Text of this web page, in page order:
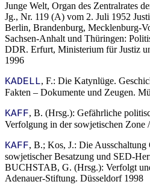
Junge Welt, Organ des Zentralrates
Jg., Nr. 119 (A) vom 2. Juli 1952
Berlin, Brandenburg, Mecklenburg-
Sachsen-Anhalt und Thüringen:
DDR. Erfurt, Ministerium für Justiz
1996
KADELL, F.: Die Katynlüge.
Fakten – Dokumente und Zeugen.
KAFF, B. (Hrsg.): Gefährliche
Verfolgung in der sowjetischen
KAFF, B.; Kos, J.: Die
sowjetischer Besatzung und SED-
BUCHSTAB, G. (Hrsg.): Verfolgt
Adenauer-Stiftung. Düsseldorf 1998